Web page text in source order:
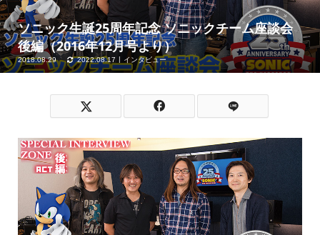
ソニック生誕25周年記念 ソニックチーム座談会
後編（2016年12月号より）
2018.08.29 2022.08.17 インタビュー